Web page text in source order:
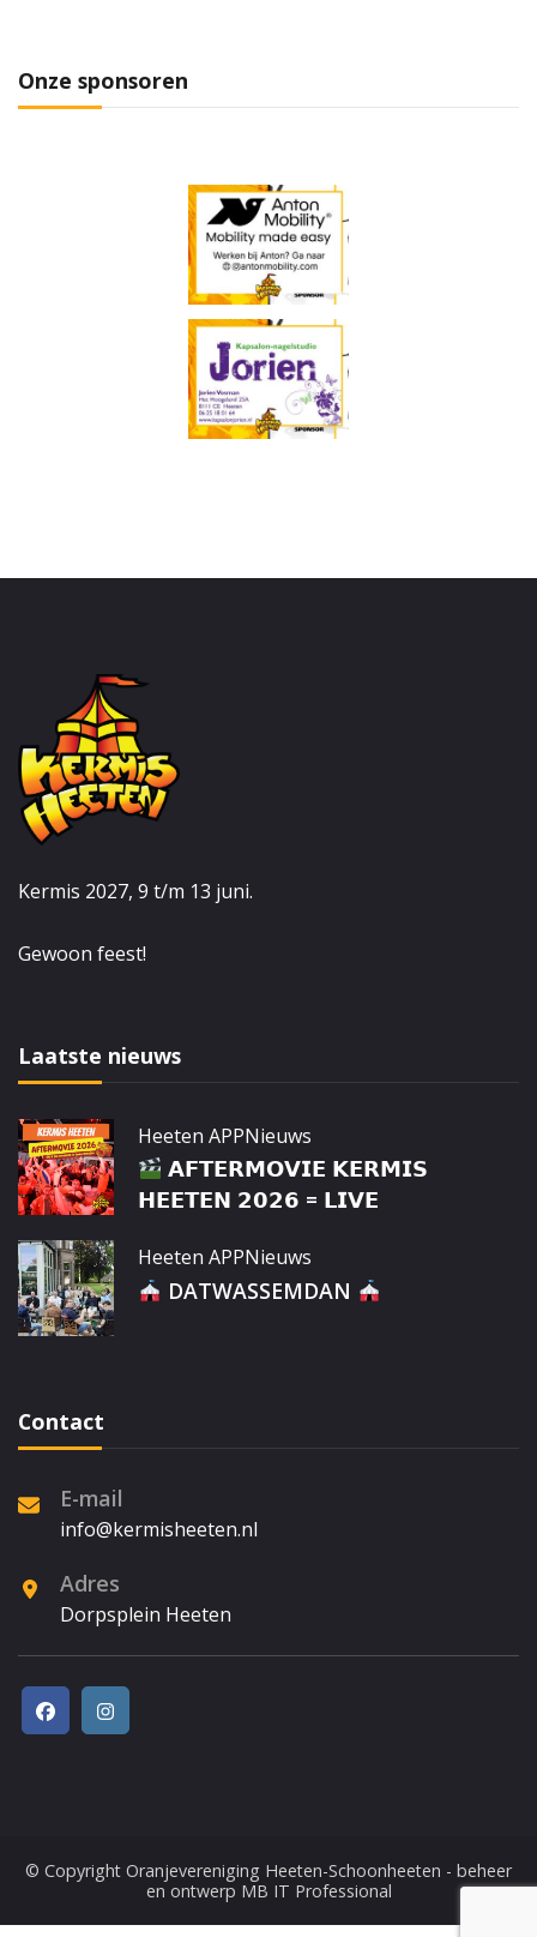
Onze sponsoren
Kermis 2027, 9 t/m 13 juni.
Gewoon feest!
Laatste nieuws
Heeten APPNieuws
𝗔𝗙𝗧𝗘𝗥𝗠𝗢𝗩𝗜𝗘 𝗞𝗘𝗥𝗠𝗜𝗦
𝗛𝗘𝗘𝗧𝗘𝗡 𝟮𝟬𝟮𝟲 = 𝗟𝗜𝗩𝗘
Heeten APPNieuws
DATWASSEMDAN
Contact
E-mail
info@kermisheeten.nl
Adres
Dorpsplein Heeten
© Copyright Oranjevereniging Heeten-Schoonheeten - beheer
en ontwerp MB IT Professional